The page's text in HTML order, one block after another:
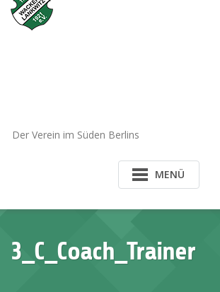
Der Verein im Süden Berlins
MENÜ
3_C_Coach_Trainer